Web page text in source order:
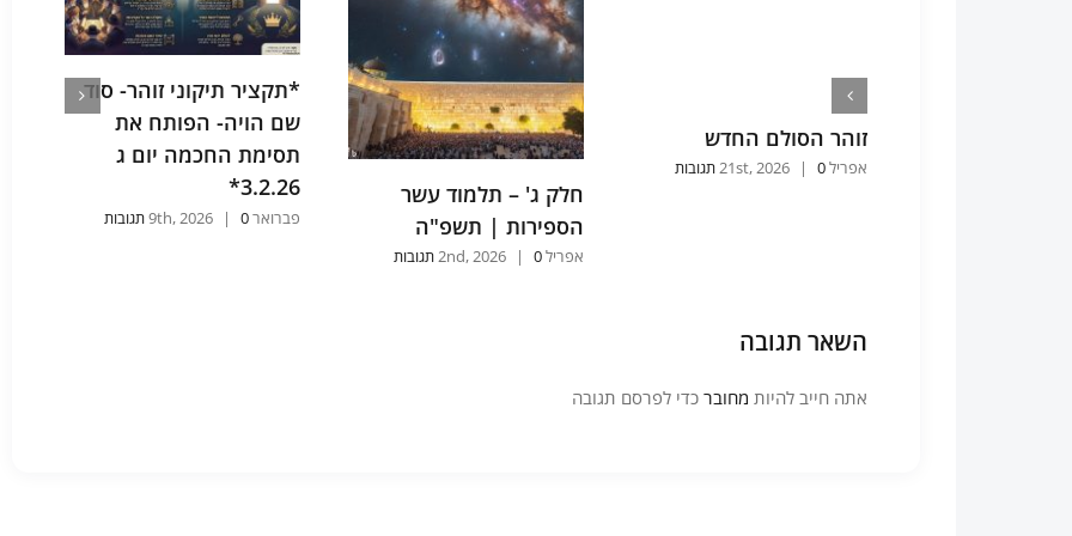
זוהר הסולם החדש
אפריל 21st, 2026 | 0 תגובות
חלק ג' – תלמוד עשר
הספירות | תשפ"ה
אפריל 2nd, 2026 | 0 תגובות
*תקציר תיקוני זוהר- סוד
שם הויה- הפותח את
תסימת החכמה יום ג
3.2.26*
פברואר 9th, 2026 | 0 תגובות
השאר תגובה
אתה חייב להיות מחובר כדי לפרסם תגובה